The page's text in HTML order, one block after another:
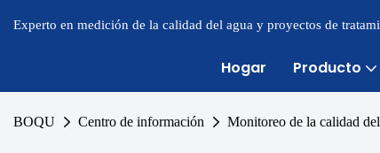
Experto en medición de la calidad del agua y proyectos de
Hogar Producto
BOQU Centro de información Monitoreo de la calidad